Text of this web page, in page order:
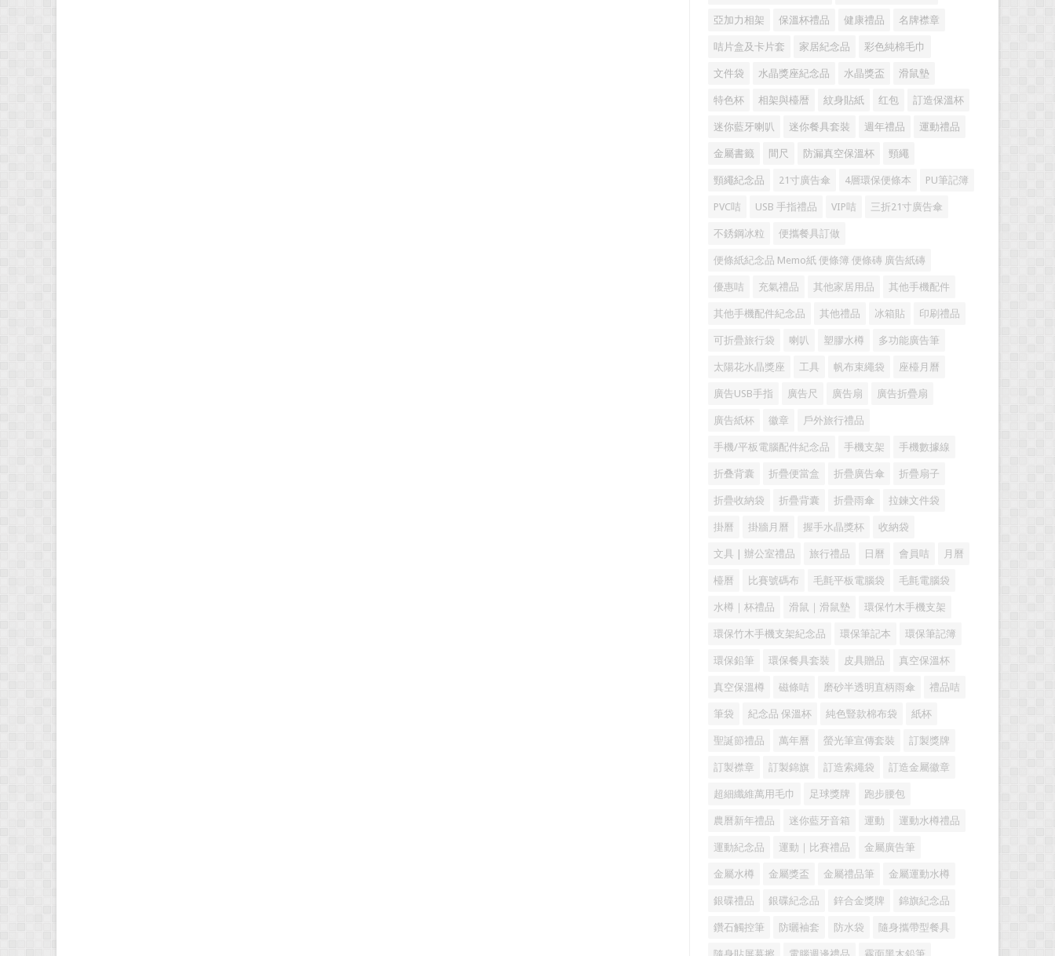
亞加力相架 保溫杯禮品 健康禮品 名牌襟章
咭片盒及卡片套 家居紀念品 彩色純棉毛巾
文件袋 水晶獎座紀念品 水晶獎盃 滑鼠墊
特色杯 相架與檯暦 紋身貼紙 红包 訂造保溫杯
迷你藍牙喇叭 迷你餐具套裝 週年禮品 運動禮品
金屬書籤 間尺 防漏真空保溫杯 頸繩
頸繩紀念品 21寸廣告傘 4層環保便條本 PU筆記簿
PVC咭 USB 手指禮品 VIP咭 三折21寸廣告傘
不銹鋼冰粒 便攜餐具訂做
便條紙紀念品 Memo紙 便條簿 便條磚 廣告紙磚
優惠咭 充氣禮品 其他家居用品 其他手機配件
其他手機配件紀念品 其他禮品 冰箱貼 印刷禮品
可折疊旅行袋 喇叭 塑膠水樽 多功能廣告筆
太陽花水晶獎座 工具 帆布束繩袋 座檯月曆
廣告USB手指 廣告尺 廣告扇 廣告折疊扇
廣告紙杯 徽章 戶外旅行禮品
手機/平板電腦配件紀念品 手機支架 手機數據線
折叠背囊 折疊便當盒 折疊廣告傘 折疊扇子
折疊收納袋 折疊背囊 折疊雨傘 拉鍊文件袋
掛曆 掛牆月曆 握手水晶獎杯 收納袋
文具 | 辦公室禮品 旅行禮品 日曆 會員咭 月曆
檯曆 比賽號碼布 毛氈平板電腦袋 毛氈電腦袋
水樽｜杯禮品 滑鼠｜滑鼠墊 環保竹木手機支架
環保竹木手機支架紀念品 環保筆記本 環保筆記簿
環保鉛筆 環保餐具套裝 皮具贈品 真空保溫杯
真空保溫樽 磁條咭 磨砂半透明直柄雨傘 禮品咭
筆袋 紀念品 保溫杯 純色豎款棉布袋 紙杯
聖誕節禮品 萬年曆 螢光筆宣傳套裝 訂製獎牌
訂製襟章 訂製錦旗 訂造索繩袋 訂造金屬徽章
超細纖維萬用毛巾 足球獎牌 跑步腰包
農曆新年禮品 迷你藍牙音箱 運動 運動水樽禮品
運動紀念品 運動｜比賽禮品 金屬廣告筆
金屬水樽 金屬獎盃 金屬禮品筆 金屬運動水樽
銀碟禮品 銀碟紀念品 鋅合金獎牌 錦旗紀念品
鑽石觸控筆 防曬袖套 防水袋 隨身攜帶型餐具